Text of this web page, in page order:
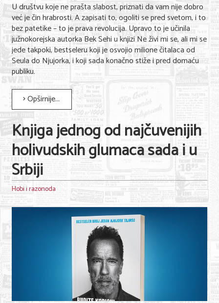
U društvu koje ne prašta slabost, priznati da vam nije dobro
već je čin hrabrosti. A zapisati to, ogoliti se pred svetom, i to
bez patetike – to je prava revolucija. Upravo to je učinila
južnokorejska autorka Bek Sehi u knjizi Ne živi mi se, ali mi se
jede takpoki, bestseleru koji je osvojio milione čitalaca od
Seula do Njujorka, i koji sada konačno stiže i pred domaću
publiku.
Opširnije...
Knjiga jednog od najčuvenijih
holivudskih glumaca sada i u
Srbiji
Hobi i razonoda